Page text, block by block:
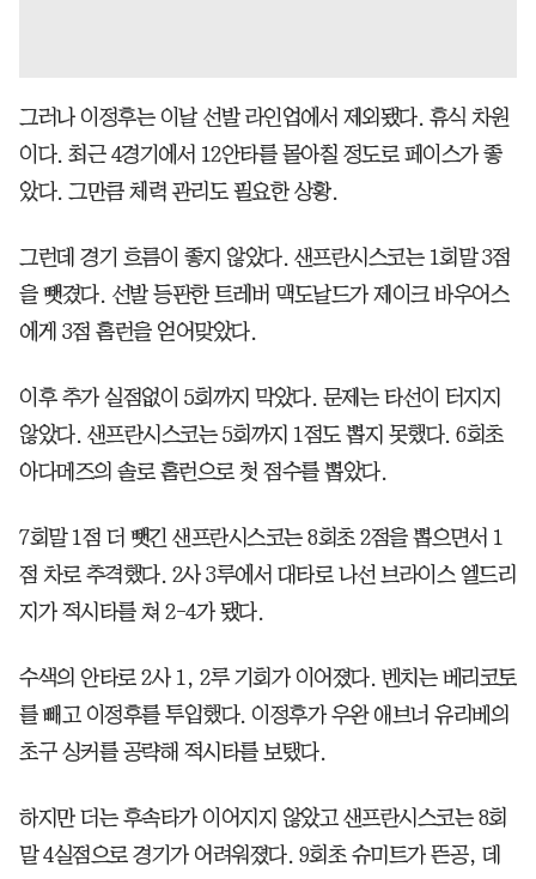
그러나 이정후는 이날 선발 라인업에서 제외됐다. 휴식 차원
이다. 최근 4경기에서 12안타를 몰아칠 정도로 페이스가 좋
았다. 그만큼 체력 관리도 필요한 상황.
그런데 경기 흐름이 좋지 않았다. 샌프란시스코는 1회말 3점
을 뺏겼다. 선발 등판한 트레버 맥도날드가 제이크 바우어스
에게 3점 홈런을 얻어맞았다.
이후 추가 실점없이 5회까지 막았다. 문제는 타선이 터지지
않았다. 샌프란시스코는 5회까지 1점도 뽑지 못했다. 6회초
아다메즈의 솔로 홈런으로 첫 점수를 뽑았다.
7회말 1점 더 뺏긴 샌프란시스코는 8회초 2점을 뽑으면서 1
점 차로 추격했다. 2사 3루에서 대타로 나선 브라이스 엘드리
지가 적시타를 쳐 2-4가 됐다.
수색의 안타로 2사 1, 2루 기회가 이어졌다. 벤치는 베리코토
를 빼고 이정후를 투입했다. 이정후가 우완 애브너 유리베의
초구 싱커를 공략해 적시타를 보탰다.
하지만 더는 후속타가 이어지지 않았고 샌프란시스코는 8회
말 4실점으로 경기가 어려워졌다. 9회초 슈미트가 뜬공, 데